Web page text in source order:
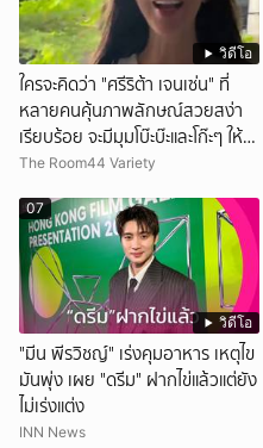
วิดีโอ
ใครจะคิดว่า "ศรีริต้า เจนเซ่น" ที่
หลายคนคุ้นภาพลักษณ์สวยสง่า
เรียบร้อย จะมีมุมโบ๊ะบ๊ะและโก๊ะๆ ให้ได้
อมยิ้มเหมือนกัน งานนี้ทำเอาแฟนๆ
The Room44 Variety
วิดีโอ
07
"มีน พีรวิชญ์" เร่งคุมอาหาร เหตุไข
มันพุ่ง เผย "ดรีม" ฝากไข่แล้วแต่ยัง
ไม่เร่งแต่ง
INN News